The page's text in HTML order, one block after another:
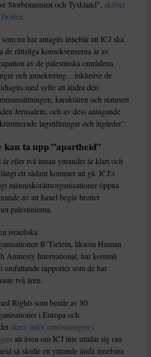
Storbritannien och Tyskland”, skriver
.
nu har antagits innebär att ICJ ska
rättsliga konsekvenserna är av
av de palestinska områdena
och annektering…inklusive de
med syfte att ändra den
karaktären och statusen
Jerusalem, och av dess antagande
lagstiftningar och åtgärder”.
ta upp ”apartheid”
år eller två innan yttrandet är klart och
ett sådant kommer att gå. ICJ:s
människorättsorganisationer öppna
av att Israel begår brottet
palestinierna.
israeliska
B’Tselem, liksom Human
Amnesty International, har kommit
rapporter som de har
två åren.
Rights som består av 80
i Europa och
skrev inför omröstningen i
att även om ICJ inte uttalar sig om
så skulle ett yttrande ändå innebära